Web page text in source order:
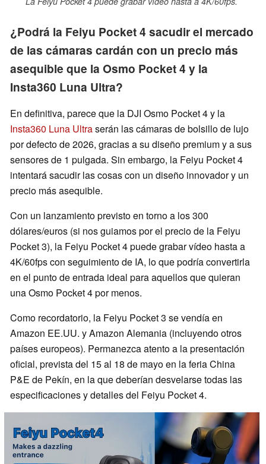
¿Podrá la Feiyu Pocket 4 sacudir el mercado
de las cámaras cardán con un precio más
asequible que la Osmo Pocket 4 y la
Insta360 Luna Ultra?
En definitiva, parece que la DJI Osmo Pocket 4 y la
Insta360 Luna Ultraserán las cámaras de bolsillo de lujo
por defecto de 2026, gracias a su diseño premium y a sus
sensores de 1 pulgada. Sin embargo, la Feiyu Pocket 4
intentará sacudir las cosas con un diseño innovador y un
precio más asequible.
Con un lanzamiento previsto en torno a los 300
dólares/euros (si nos guiamos por el precio de la Feiyu
Pocket 3), la Feiyu Pocket 4 puede grabar vídeo hasta a
4K/60fps con seguimiento de IA, lo que podría convertirla
en el punto de entrada ideal para aquellos que quieran
una Osmo Pocket 4 por menos.
Como recordatorio, la Feiyu Pocket 3 se vendía en
Amazon EE.UU. y Amazon Alemania (incluyendo otros
países europeos). Permanezca atento a la presentación
oficial, prevista del 15 al 18 de mayo en la feria China
P&E de Pekín, en la que deberían desvelarse todas las
especificaciones y detalles del Feiyu Pocket 4.